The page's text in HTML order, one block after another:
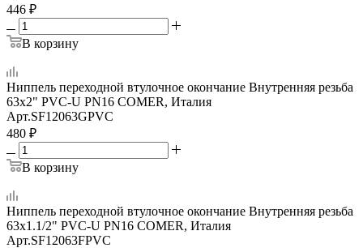
446 ₽
В корзину
Ниппель переходной втулочное окончание Внутренняя резьба
63х2" PVC-U PN16 COMER, Италия
Арт.SF12063GPVC
480 ₽
В корзину
Ниппель переходной втулочное окончание Внутренняя резьба
63х1.1/2" PVC-U PN16 COMER, Италия
Арт.SF12063FPVC